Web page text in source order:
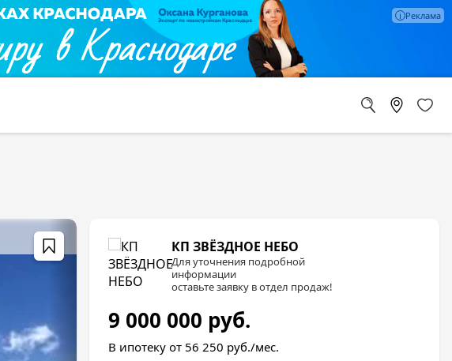
КП ЗВЁЗДНОЕ НЕБО
Для уточнения подробной
информации
оставьте заявку в отдел продаж!
9 000 000 руб.
В ипотеку от 56 250 руб./мес.